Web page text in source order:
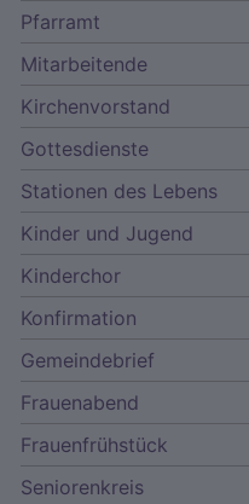
Pfarramt
Mitarbeitende
Kirchenvorstand
Gottesdienste
Stationen des Lebens
Kinder und Jugend
Kinderchor
Konfirmation
Gemeindebrief
Frauenabend
Frauenfrühstück
Seniorenkreis